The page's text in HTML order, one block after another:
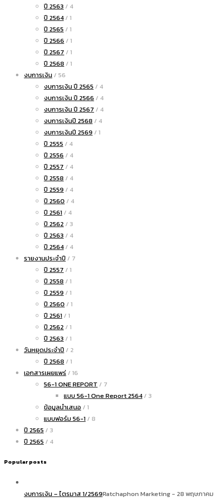
ปี 2563 / 4
ปี 2564 / 1
ปี 2565 / 1
ปี 2566 / 1
ปี 2567 / 1
ปี 2568 / 1
งบการเงิน / 56
งบการเงิน ปี 2565 / 4
งบการเงิน ปี 2566 / 4
งบการเงิน ปี 2567 / 4
งบการเงินปี 2568 / 4
งบการเงินปี 2569 / 1
ปี 2555 / 4
ปี 2556 / 4
ปี 2557 / 4
ปี 2558 / 4
ปี 2559 / 4
ปี 2560 / 4
ปี 2561 / 4
ปี 2562 / 3
ปี 2563 / 4
ปี 2564 / 4
รายงานประจำปี / 7
ปี 2557 / 1
ปี 2558 / 1
ปี 2559 / 1
ปี 2560 / 1
ปี 2561 / 1
ปี 2562 / 1
ปี 2563 / 1
วันหยุดประจำปี / 2
ปี 2568 / 1
เอกสารเผยแพร่ / 16
56-1 ONE REPORT / 7
แบบ 56-1 One Report 2564 / 3
ข้อมูลนำเสนอ / 1
แบบฟอร์ม 56-1 / 8
ปี 2565 / 3
ปี 2565 / 4
Popular posts
งบการเงิน – ไตรมาส 1/2569Ratchaphon Marketing - 28 พฤษภาคม